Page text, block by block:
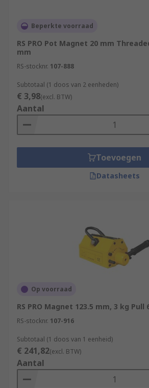
Beperkte voorraad
RS PRO Pot Magnet 20 mm
mm
RS-stocknr. 107-888
Subtotaal (1 doos van 2 eenheden)
€ 3,98(excl. BTW)
Aantal
Toevoegen
Datasheets
Op voorraad
RS PRO Magnet 123.5 mm, 3 kg Pull
RS-stocknr. 107-916
Subtotaal (1 doos van 1 eenheid)
€ 241,82(excl. BTW)
Aantal